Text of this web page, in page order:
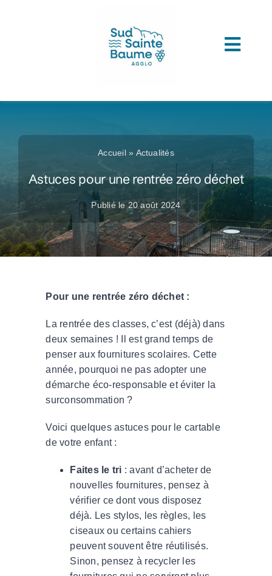
COMPRENDRE L’AGGLOMERATION
CONNAITRE SON ADMINISTRATION
ACCEDER A VOS SERVICES
DECOUVRIR SUD SAINTE BAUME
TOUTES LES ACTUS
LES MÉDIATHÈQUES
Accueil» Actualités
Astuces pour une rentrée zéro déchet
Publié le 20 août 2024
Pour une rentrée zéro déchet :
La rentrée des classes, c’est (déjà) dans
deux semaines ! Il est grand temps de
penser aux fournitures scolaires. Cette
année, pourquoi ne pas adopter une
démarche éco-responsable et éviter la
surconsommation ?
Voici quelques astuces pour le cartable
de votre enfant :
Faites le tri : avant d’acheter de
nouvelles fournitures, pensez à
vérifier ce dont vous disposez
déjà. Les stylos, les règles, les
ciseaux ou certains cahiers
peuvent souvent être réutilisés.
Sinon, pensez à recycler les